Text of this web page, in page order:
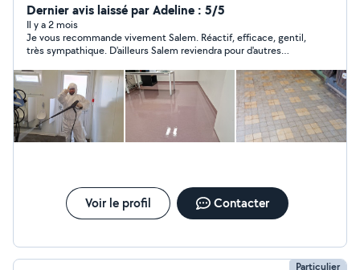
de tringles spécialisé dans le nettoyage industriel ou aux
particuliers sérieux et rigoureux.
Dernier avis laissé par Adeline : 5/5
Il y a 2 mois
Je vous recommande vivement Salem. Réactif, efficace, gentil,
très sympathique. D'ailleurs Salem reviendra pour d'autres
Voir le profil Contacter
Particulier